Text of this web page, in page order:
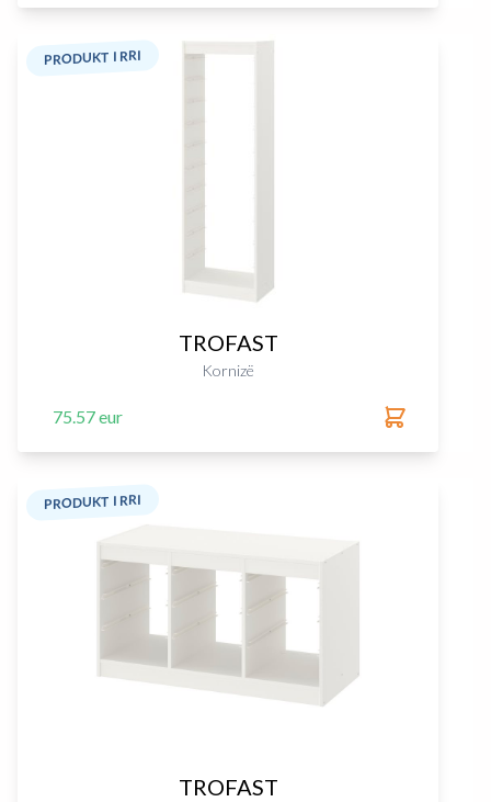
PRODUKT I RRI
TROFAST
Kornizë
75.57 eur
PRODUKT I RRI
TROFAST